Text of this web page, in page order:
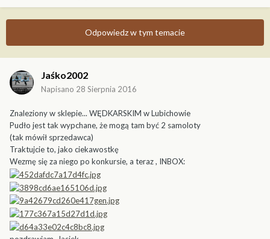
Odpowiedz w tym temacie
Jaśko2002
Napisano 28 Sierpnia 2016
Znaleziony w sklepie... WĘDKARSKIM w Lubichowie
Pudło jest tak wypchane, że mogą tam być 2 samoloty
(tak mówił sprzedawca)
Traktujcie to, jako ciekawostkę
Wezmę się za niego po konkursie, a teraz , INBOX: